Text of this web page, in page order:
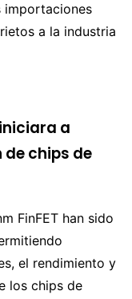
importaciones
a la industria
a
chips de
FinFET han sido
el rendimiento y
los chips de